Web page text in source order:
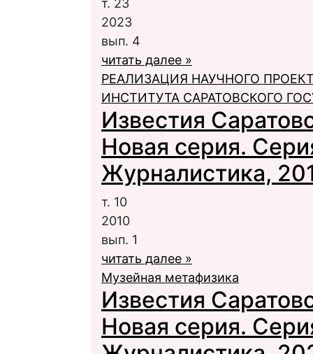
т. 23
2023
вып. 4
читать далее »
РЕАЛИЗАЦИЯ НАУЧНОГО
ИНСТИТУТА САРАТОВСКОГО
Известия
Новая серия.
Журналистика,
т. 10
2010
вып. 1
читать далее »
Музейная метафизика
Известия
Новая серия.